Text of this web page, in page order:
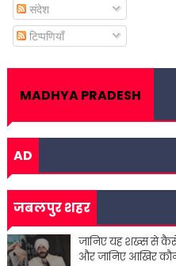
संदेश
टिप्पणियाँ
MADHYA PRADESH
AD
जबलपुर शहर
जानिए यह शख्स से
और जानिए आखिर